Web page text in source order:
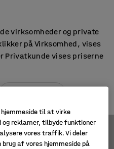
Pladevogne.
virksomheder og private
på Virksomhed, vises
Privatkunde vises priserne
til at virke
reklamer, tilbyde funktioner
vores traffik. Vi deler
af vores hjemmeside på